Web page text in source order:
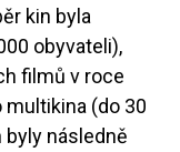
kin byla
obyvateli),
filmů v roce
(do 30
byly následně